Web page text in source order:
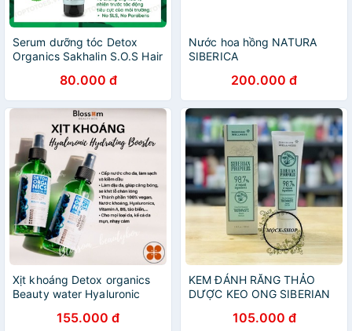
Serum dưỡng tóc Detox
Organics Sakhalin S.O.S Hair
không bết, phục hồi hư tổn
80.000 đ
Nước hoa hồng NATURA
SIBERICA
200.000 đ
Xịt khoáng Detox organics
Beauty water Hyaluronic
155.000 đ
KEM ĐÁNH RĂNG THẢO
DƯỢC KEO ONG SIBERIAN
105.000 đ